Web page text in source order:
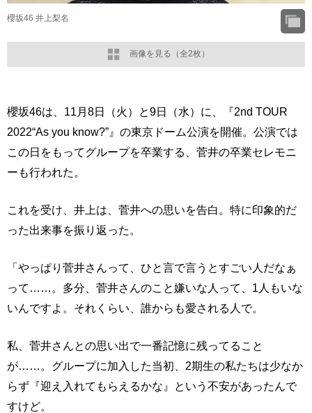
画像を見る（全2枚）
櫻坂46 井上梨名
櫻坂46は、11月8日（火）と9日（水）に、『2nd TOUR
2022“As you know?”』の東京ドーム公演を開催。公演では
この日をもってグループを卒業する、菅井の卒業セレモニ
ーも行われた。
これを受け、井上は、菅井への思いを告白。特に印象的だ
った出来事を振り返った。
「やっぱり菅井さんって、ひと言で言うとすごい人だなぁ
って……。多分、菅井さんのこと嫌いな人って、1人もいな
いんですよ。それくらい、誰からも愛される人で。
私、菅井さんとの思い出で一番記憶に残ってること
が……。グループに加入した当初、2期生の私たちは少なか
らず『迎え入れてもらえるかな』という不安があったんで
すけど。